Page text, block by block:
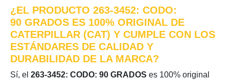
¿EL PRODUCTO 263-3452: CODO:
90 GRADOS ES 100% ORIGINAL DE
CATERPILLAR (CAT) Y CUMPLE CON LOS
ESTÁNDARES DE CALIDAD Y
DURABILIDAD DE LA MARCA?
Sí, el 263-3452: CODO: 90 GRADOS es 100% original